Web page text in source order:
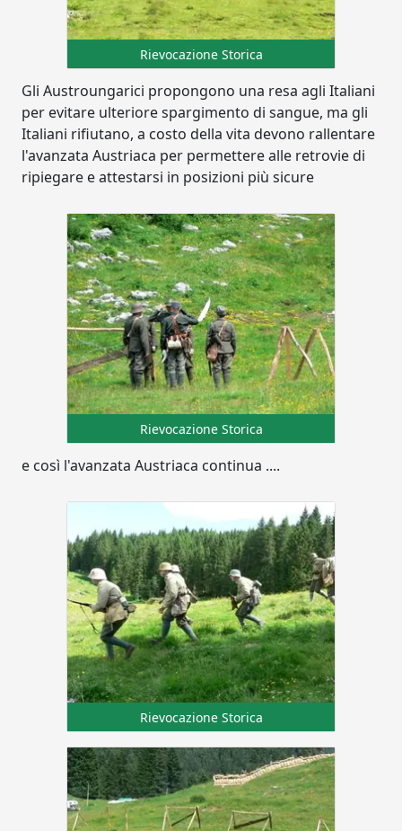
Rievocazione Storica
Gli Austroungarici propongono una resa agli Italiani
per evitare ulteriore spargimento di sangue, ma gli
Italiani rifiutano, a costo della vita devono rallentare
l'avanzata Austriaca per permettere alle retrovie di
ripiegare e attestarsi in posizioni più sicure
Rievocazione Storica
e così l'avanzata Austriaca continua ....
Rievocazione Storica